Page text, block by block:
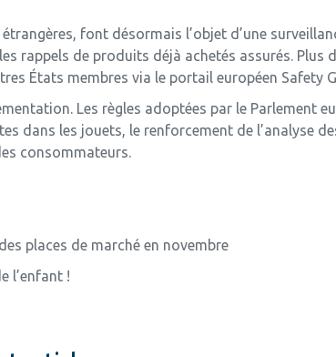
font désormais l’objet d’une
rappels de produits déjà achetés assurés. Plus
États membres via le portail européen Safety
Les règles adoptées par le Parlement
dans les jouets, le renforcement de l’analyse
consommateurs.
places de marché en novembre
l’enfant !